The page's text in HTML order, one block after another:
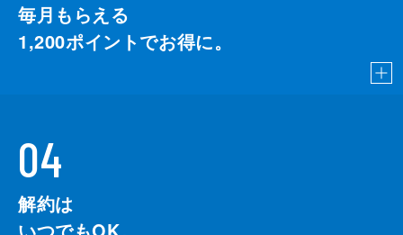
毎月もらえる
1,200ポイントでお得に。
04
解約は